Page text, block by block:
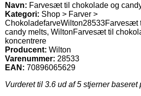
Navn: Farvesæt til chokolade og
Kategori: Shop > Farver >
ChokoladefarveWilton28533Farvesæt
candy melts, WiltonFarvesæt til
koncentrere
Producent: Wilton
Varenummer: 28533
EAN: 70896065629
Vurderet til 3.6 ud af 5 stjerner baseret